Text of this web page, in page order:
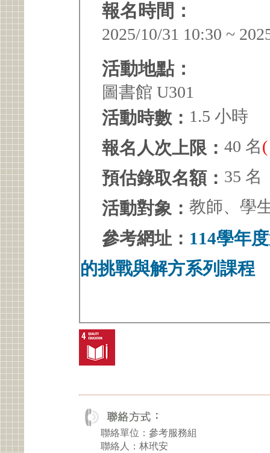
報名時間：
2025/10/31 10:30 ~
活動地點：
圖書館 U301
活動時數： 1.5 小時
報名人次上限： 40 名
預估錄取名額： 35 名
活動對象： 教師、學
參考網址： 114學年
的挑戰與解方系列課程
聯絡單位：參考服務組
聯絡人：林玳安